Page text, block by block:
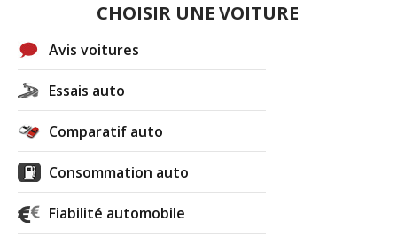
CHOISIR UNE VOITURE
Avis voitures
Essais auto
Comparatif auto
Consommation auto
Fiabilité automobile